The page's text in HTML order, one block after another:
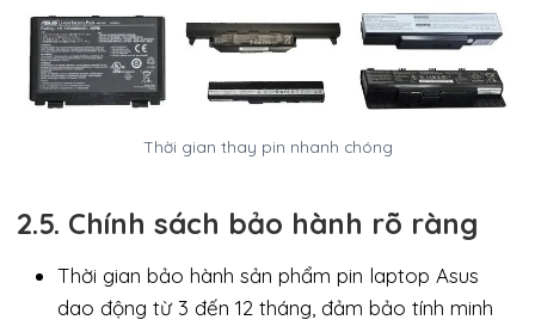
Thời gian thay pin nhanh chóng
2.5. Chính sách bảo hành rõ ràng
Thời gian bảo hành sản phẩm pin laptop Asus
dao động từ 3 đến 12 tháng, đảm bảo tính minh